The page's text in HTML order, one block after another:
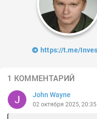
1 КОММЕНТАРИЙ
John Wayne
02 октября 2025, 20:35